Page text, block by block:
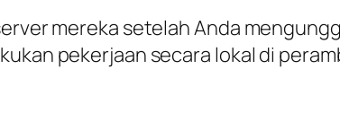
mereka setelah Anda
pekerjaan secara lokal di